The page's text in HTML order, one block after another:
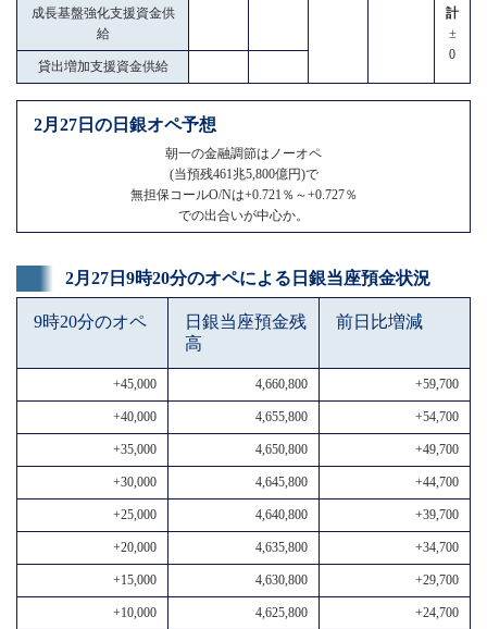
成長基盤強化支援資金供
給
計
±
0
貸出増加支援資金供給
2月27日の日銀オペ予想
朝一の金融調節はノーオペ
(当預残461兆5,800億円)で
無担保コールO/Nは+0.721％～+0.727％
での出合いが中心か。
2月27日9時20分のオペによる日銀当座預金状況
9時20分のオペ
日銀当座預金残
高
前日比増減
+45,000 4,660,800 +59,700
+40,000 4,655,800 +54,700
+35,000 4,650,800 +49,700
+30,000 4,645,800 +44,700
+25,000 4,640,800 +39,700
+20,000 4,635,800 +34,700
+15,000 4,630,800 +29,700
+10,000 4,625,800 +24,700